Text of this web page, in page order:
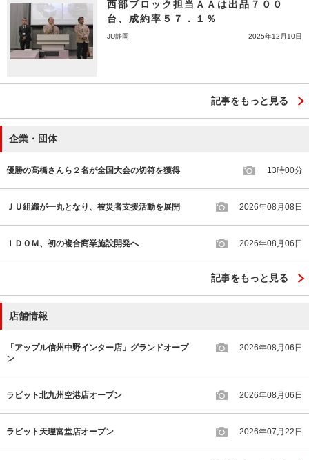
西部ブロック担当ＡＡは出品７００
台、成約率５７．１％
JU静岡 2025年12月10日
記事をもっと見る
企業・団体
優勝の髙橋さんら２名が全国大会の切符を獲得 13時00分
ＪＵ組織が一丸となり、被災者支援活動を展開 2026年08月08日
ＩＤＯＭ、初の複合商業施設開発へ 2026年08月06日
記事をもっと見る
店舗情報
「アップル信州中野インター店」グランドオープ
ン
2026年08月06日
ラビット北九州空港店オープン 2026年08月06日
ラビット天理富堂店オープン 2026年07月22日